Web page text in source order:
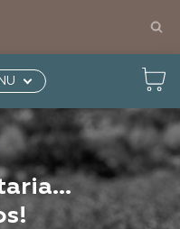
HPM
Nuestro compromiso